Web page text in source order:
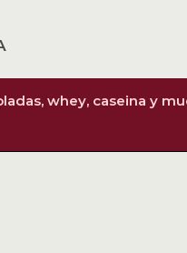
whey, caseina y